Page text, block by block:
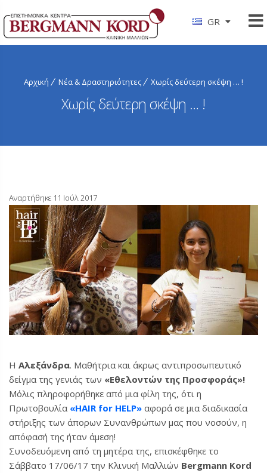
GR
Αρχική Νέα & Δραστηριότητες Χωρίς δεύτερη σκέψη … !
Χωρίς δεύτερη σκέψη … !
Αναρτήθηκε 11 Ιούλ 2017
H Αλεξάνδρα. Mαθήτρια και άκρως αντιπροσωπευτικό
δείγμα της γενιάς των «Εθελοντών της Προσφοράς»!
Μόλις πληροφορήθηκε από μια φίλη της, ότι η
Πρωτοβουλία «HAIR for HELP» αφορά σε μια διαδικασία
στήριξης των άπορων Συνανθρώπων μας που νοσούν, η
απόφασή της ήταν άμεση!
Συνοδευόμενη από τη μητέρα της, επισκέφθηκε το
Σάββατο 17/06/17 την Κλινική Μαλλιών Βergmann Κord